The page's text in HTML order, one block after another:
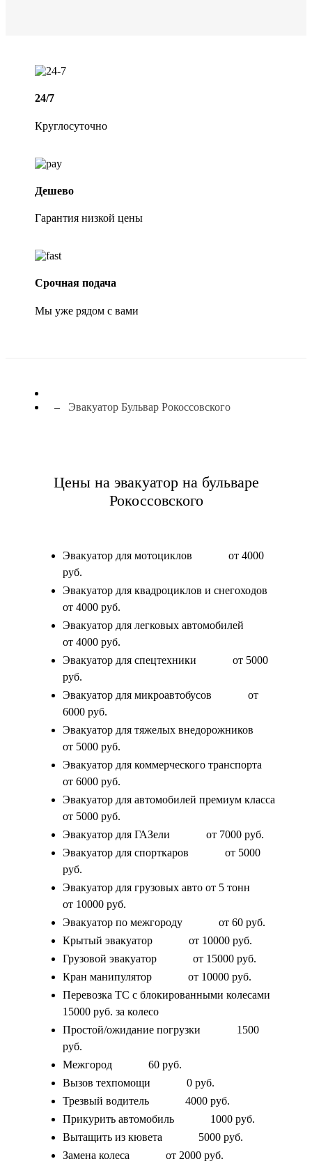
24/7
Круглосуточно
Дешево
Гарантия низкой цены
Срочная подача
Мы уже рядом с вами
Эвакуатор Бульвар Рокоссовского
Цены на эвакуатор на бульваре
Рокоссовского
Эвакуатор для мотоциклов
от 4000
руб.
Эвакуатор для квадроциклов и снегоходов
от 4000 руб.
Эвакуатор для легковых автомобилей
от 4000 руб.
Эвакуатор для спецтехники
от 5000
руб.
Эвакуатор для микроавтобусов
от
6000 руб.
Эвакуатор для тяжелых внедорожников
от 5000 руб.
Эвакуатор для коммерческого транспорта
от 6000 руб.
Эвакуатор для автомобилей премиум класса
от 5000 руб.
Эвакуатор для ГАЗели
от 7000 руб.
Эвакуатор для спорткаров
от 5000
руб.
Эвакуатор для грузовых авто от 5 тонн
от 10000 руб.
Эвакуатор по межгороду
от 60 руб.
Крытый эвакуатор
от 10000 руб.
Грузовой эвакуатор
от 15000 руб.
Кран манипулятор
от 10000 руб.
Перевозка ТС с блокированными колесами
15000 руб. за колесо
Простой/ожидание погрузки
1500
руб.
Межгород
60 руб.
Вызов техпомощи
0 руб.
Трезвый водитель
4000 руб.
Прикурить автомобиль
1000 руб.
Вытащить из кювета
5000 руб.
Замена колеса
от 2000 руб.